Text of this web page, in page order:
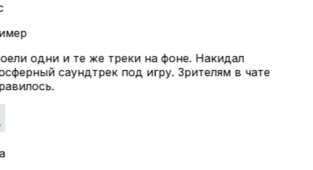
одни и те же треки на фоне. Накидал
саундтрек под игру. Зрителям в чате